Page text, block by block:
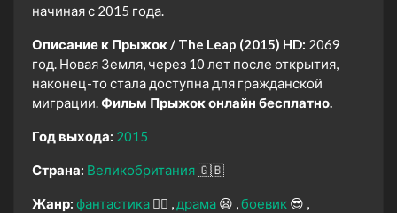
начиная с 2015 года.
Описание к Прыжок / The Leap (2015) HD: 2069
год. Новая Земля, через 10 лет после открытия,
наконец-то стала доступна для гражданской
миграции. Фильм Прыжок онлайн бесплатно.
Год выхода: 2015
Страна: Великобритания🇬🇧
Жанр: фантастика 🧙‍♀️ драма 😫 боевик 😎